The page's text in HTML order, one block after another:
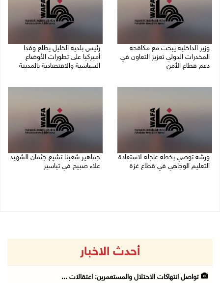
وزير الداخلية يبحث مع مكافحة
المخدرات الدولي تعزيز التعاون في
دعم قطاع الأمن
رئيس بلدية الخليل يطلع وفدا
أميركيا على تطورات الأوضاع
السياسية والاقتصادية بالمدينة
ورشة توصي بخطة عاجلة لاستعادة
التعليم الوجاهي في قطاع غزة
جماهير شعبنا تشيع جثمان الشهيد
علاء صبيح في تياسير
أحدث الاخبار
تواصل انتهاكات الاحتلال والمستعمرين: اعتقالات ...